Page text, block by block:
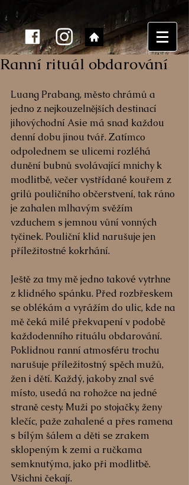
Ranní rituál obdarování
Luang Prabang, město chrámů a
jedno z nejkouzelnějších destinací
jihovýchodní Asie má snad každou
denní dobu jinou tvář. Zatímco
odpolednem se ulicemi rozléhá
dunění bubnů svolávající mnichy k
modlitbě, večer vystřídané kouřem z
grilů pouličního občerstvení, tak ráno
je zahalen mlhavým svěžím
vzduchem s jemnou vůní vonných
tyčinek. Pouliční klid narušuje jen
příležitostné kokrhání.
Ještě za tmy mě jedno takové vytrhne
z klidného spánku. Před rozbřeskem
se oblékám a vyrážím do ulic, kde na
mě čeká milé překvapení v podobě
každodenního rituálu obdarování.
Poklidnou ranní atmosféru trochu
narušuje příležitostný spěch mužů,
žen i dětí. Každý, jakoby znal své
místo, usedá na rohožce na jedné
straně cesty. Muži po stojačky, ženy
klečíc, paže zahalené a přes ramena
s bílým šálem a děti se zrakem
sklopeným k zemi a ručkama
semknutýma, jako při modlitbě.
Všichni čekají.